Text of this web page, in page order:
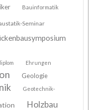
Bauinformatik
Seminar
Ehrungen
Geologie
Geotechnik-
Holzbau